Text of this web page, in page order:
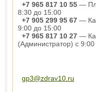
+7 965 817 10 55 —
8:30 до 15:00
+7 905 299 95 67 —
9:00 до 15:00
+7 965 817 10 27 —
(Администратор) с
gp3@zdrav10.ru